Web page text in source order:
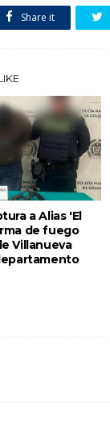
Share it
a Alias 'El
de fuego
Villanueva